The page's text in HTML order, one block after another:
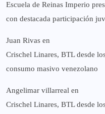
Escuela de Reinas Imperio
con destacada participación
Juan Rivas en
Crischel Linares, BTL desde
consumo masivo venezolano
Angelimar villarreal en
Crischel Linares, BTL desde